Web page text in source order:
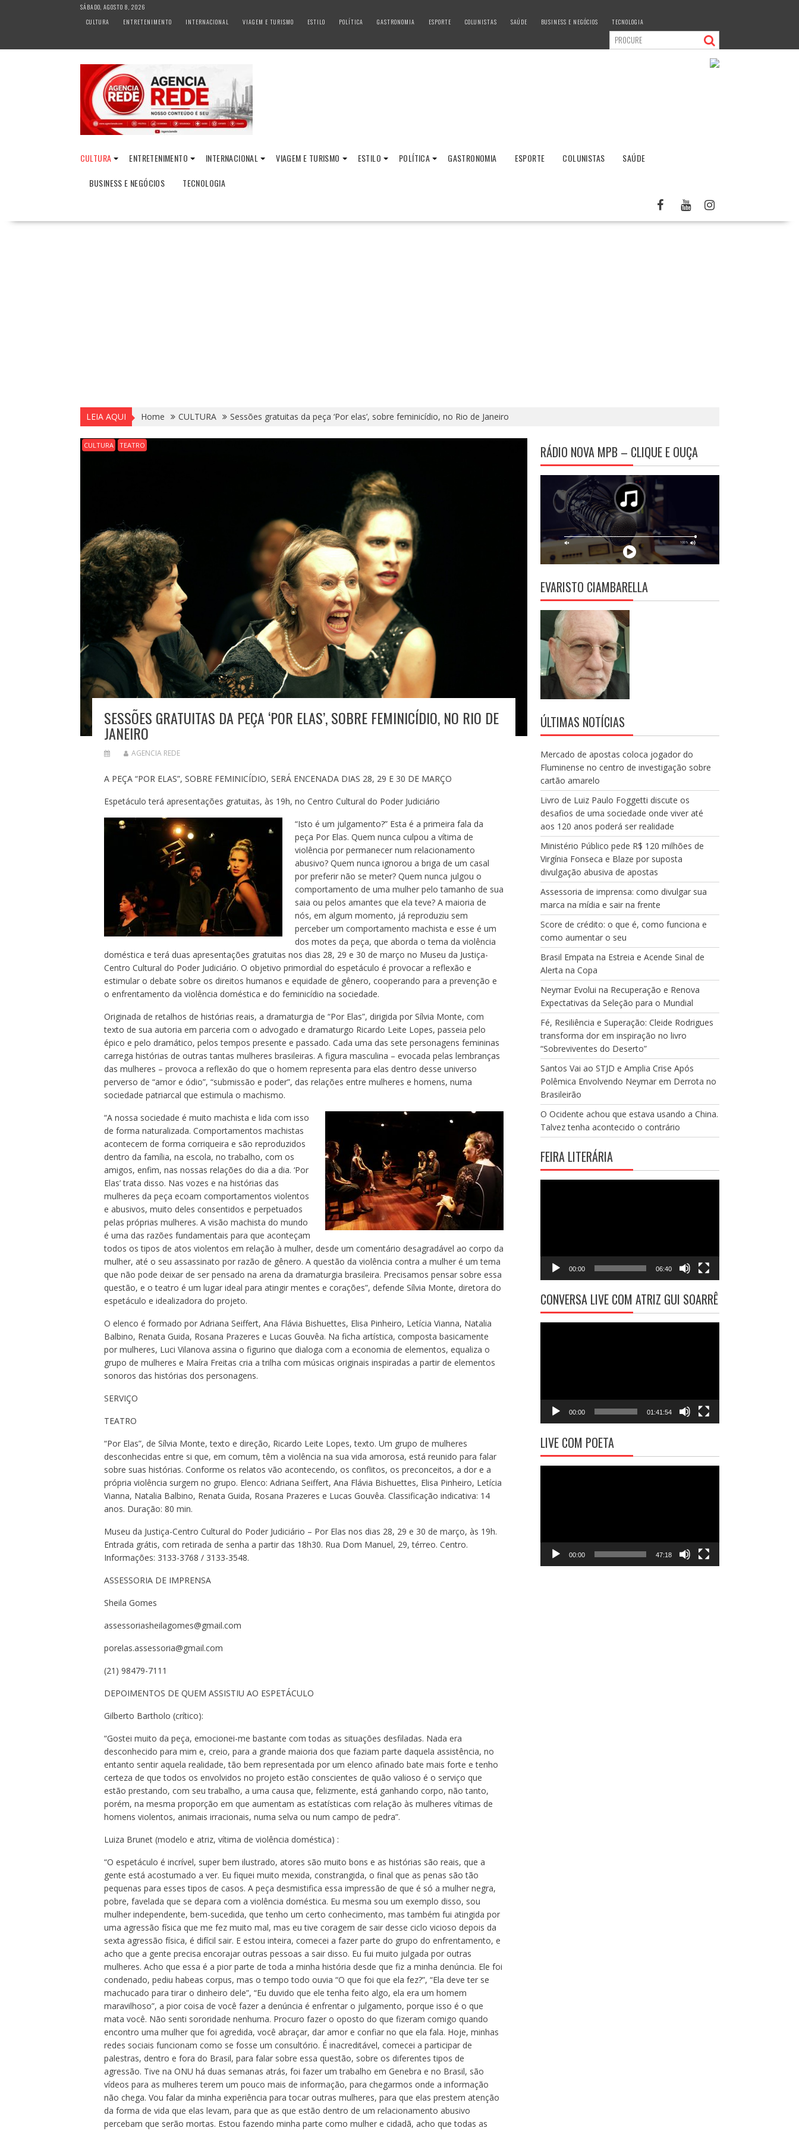
SÁBADO, AGOSTO 8, 2026
CULTURA
ENTRETENIMENTO INTERNACIONAL VIAGEM E TURISMO ESTILO POLÍTICA GASTRONOMIA ESPORTE COLUNISTAS SAÚDE BUSINESS E NEGÓCIOS TECNOLOGIA
CULTURA ENTRETENIMENTO INTERNACIONAL VIAGEM E TURISMO ESTILO POLÍTICA GASTRONOMIA ESPORTE COLUNISTAS
SAÚDE
BUSINESS E NEGÓCIOS
TECNOLOGIA
LEIA AQUI Home CULTURA Sessões gratuitas da peça ‘Por elas’, sobre feminicídio, no Rio de Janeiro
CULTURA TEATRO
SESSÕES GRATUITAS DA PEÇA ‘POR ELAS’, SOBRE FEMINICÍDIO, NO RIO DE
JANEIRO
AGENCIA REDE
A PEÇA “POR ELAS”, SOBRE FEMINICÍDIO, SERÁ ENCENADA DIAS 28, 29 E 30 DE MARÇO
Espetáculo terá apresentações gratuitas, às 19h, no Centro Cultural do Poder Judiciário
“Isto é um julgamento?” Esta é a primeira fala da
peça Por Elas. Quem nunca culpou a vítima de
violência por permanecer num relacionamento
abusivo? Quem nunca ignorou a briga de um casal
por preferir não se meter? Quem nunca julgou o
comportamento de uma mulher pelo tamanho de sua
saia ou pelos amantes que ela teve? A maioria de
nós, em algum momento, já reproduziu sem
perceber um comportamento machista e esse é um
dos motes da peça, que aborda o tema da violência
doméstica e terá duas apresentações gratuitas nos dias 28, 29 e 30 de março no Museu da Justiça-
Centro Cultural do Poder Judiciário. O objetivo primordial do espetáculo é provocar a reflexão e
estimular o debate sobre os direitos humanos e equidade de gênero, cooperando para a prevenção e
o enfrentamento da violência doméstica e do feminicídio na sociedade.
Originada de retalhos de histórias reais, a dramaturgia de “Por Elas”, dirigida por Sílvia Monte, com
texto de sua autoria em parceria com o advogado e dramaturgo Ricardo Leite Lopes, passeia pelo
épico e pelo dramático, pelos tempos presente e passado. Cada uma das sete personagens femininas
carrega histórias de outras tantas mulheres brasileiras. A figura masculina – evocada pelas lembranças
das mulheres – provoca a reflexão do que o homem representa para elas dentro desse universo
perverso de “amor e ódio”, “submissão e poder”, das relações entre mulheres e homens, numa
sociedade patriarcal que estimula o machismo.
“A nossa sociedade é muito machista e lida com isso
de forma naturalizada. Comportamentos machistas
acontecem de forma corriqueira e são reproduzidos
dentro da família, na escola, no trabalho, com os
amigos, enfim, nas nossas relações do dia a dia. ‘Por
Elas’ trata disso. Nas vozes e na histórias das
mulheres da peça ecoam comportamentos violentos
e abusivos, muito deles consentidos e perpetuados
pelas próprias mulheres. A visão machista do mundo
é uma das razões fundamentais para que aconteçam
todos os tipos de atos violentos em relação à mulher, desde um comentário desagradável ao corpo da
mulher, até o seu assassinato por razão de gênero. A questão da violência contra a mulher é um tema
que não pode deixar de ser pensado na arena da dramaturgia brasileira. Precisamos pensar sobre essa
questão, e o teatro é um lugar ideal para atingir mentes e corações”, defende Sílvia Monte, diretora do
espetáculo e idealizadora do projeto.
O elenco é formado por Adriana Seiffert, Ana Flávia Bishuettes, Elisa Pinheiro, Letícia Vianna, Natalia
Balbino, Renata Guida, Rosana Prazeres e Lucas Gouvêa. Na ficha artística, composta basicamente
por mulheres, Luci Vilanova assina o figurino que dialoga com a economia de elementos, equaliza o
grupo de mulheres e Maíra Freitas cria a trilha com músicas originais inspiradas a partir de elementos
sonoros das histórias dos personagens.
SERVIÇO
TEATRO
“Por Elas”, de Sílvia Monte, texto e direção, Ricardo Leite Lopes, texto. Um grupo de mulheres
desconhecidas entre si que, em comum, têm a violência na sua vida amorosa, está reunido para falar
sobre suas histórias. Conforme os relatos vão acontecendo, os conflitos, os preconceitos, a dor e a
própria violência surgem no grupo. Elenco: Adriana Seiffert, Ana Flávia Bishuettes, Elisa Pinheiro, Letícia
Vianna, Natalia Balbino, Renata Guida, Rosana Prazeres e Lucas Gouvêa. Classificação indicativa: 14
anos. Duração: 80 min.
Museu da Justiça-Centro Cultural do Poder Judiciário – Por Elas nos dias 28, 29 e 30 de março, às 19h.
Entrada grátis, com retirada de senha a partir das 18h30. Rua Dom Manuel, 29, térreo. Centro.
Informações: 3133-3768 / 3133-3548.
ASSESSORIA DE IMPRENSA
Sheila Gomes
assessoriasheilagomes@gmail.com
porelas.assessoria@gmail.com
(21) 98479-7111
DEPOIMENTOS DE QUEM ASSISTIU AO ESPETÁCULO
Gilberto Bartholo (crítico):
“Gostei muito da peça, emocionei-me bastante com todas as situações desfiladas. Nada era
desconhecido para mim e, creio, para a grande maioria dos que faziam parte daquela assistência, no
entanto sentir aquela realidade, tão bem representada por um elenco afinado bate mais forte e tenho
certeza de que todos os envolvidos no projeto estão conscientes de quão valioso é o serviço que
estão prestando, com seu trabalho, a uma causa que, felizmente, está ganhando corpo, não tanto,
porém, na mesma proporção em que aumentam as estatísticas com relação às mulheres vítimas de
homens violentos, animais irracionais, numa selva ou num campo de pedra”.
Luiza Brunet (modelo e atriz, vítima de violência doméstica) :
“O espetáculo é incrível, super bem ilustrado, atores são muito bons e as histórias são reais, que a
gente está acostumado a ver. Eu fiquei muito mexida, constrangida, o final que as penas são tão
pequenas para esses tipos de casos. A peça desmistifica essa impressão de que é só a mulher negra,
pobre, favelada que se depara com a violência doméstica. Eu mesma sou um exemplo disso, sou
mulher independente, bem-sucedida, que tenho um certo conhecimento, mas também fui atingida por
uma agressão física que me fez muito mal, mas eu tive coragem de sair desse ciclo vicioso depois da
sexta agressão física, é difícil sair. E estou inteira, comecei a fazer parte do grupo do enfrentamento, e
acho que a gente precisa encorajar outras pessoas a sair disso. Eu fui muito julgada por outras
mulheres. Acho que essa é a pior parte de toda a minha história desde que fiz a minha denúncia. Ele foi
condenado, pediu habeas corpus, mas o tempo todo ouvia “O que foi que ela fez?”, “Ela deve ter se
machucado para tirar o dinheiro dele”, “Eu duvido que ele tenha feito algo, ela era um homem
maravilhoso”, a pior coisa de você fazer a denúncia é enfrentar o julgamento, porque isso é o que
mata você. Não senti sororidade nenhuma. Procuro fazer o oposto do que fizeram comigo quando
encontro uma mulher que foi agredida, você abraçar, dar amor e confiar no que ela fala. Hoje, minhas
redes sociais funcionam como se fosse um consultório. É inacreditável, comecei a participar de
palestras, dentro e fora do Brasil, para falar sobre essa questão, sobre os diferentes tipos de
agressão. Tive na ONU há duas semanas atrás, foi fazer um trabalho em Genebra e no Brasil, são
vídeos para as mulheres terem um pouco mais de informação, para chegarmos onde a informação
não chega. Vou falar da minha experiência para tocar outras mulheres, para que elas prestem atenção
da forma de vida que elas levam, para que as que estão dentro de um relacionamento abusivo
percebam que serão mortas. Estou fazendo minha parte como mulher e cidadã, acho que todas as
RÁDIO NOVA MPB – CLIQUE E OUÇA
EVARISTO CIAMBARELLA
ÚLTIMAS NOTÍCIAS
Mercado de apostas coloca jogador do
Fluminense no centro de investigação sobre
cartão amarelo
Livro de Luiz Paulo Foggetti discute os
desafios de uma sociedade onde viver até
aos 120 anos poderá ser realidade
Ministério Público pede R$ 120 milhões de
Virgínia Fonseca e Blaze por suposta
divulgação abusiva de apostas
Assessoria de imprensa: como divulgar sua
marca na mídia e sair na frente
Score de crédito: o que é, como funciona e
como aumentar o seu
Brasil Empata na Estreia e Acende Sinal de
Alerta na Copa
Neymar Evolui na Recuperação e Renova
Expectativas da Seleção para o Mundial
Fé, Resiliência e Superação: Cleide Rodrigues
transforma dor em inspiração no livro
“Sobreviventes do Deserto”
Santos Vai ao STJD e Amplia Crise Após
Polêmica Envolvendo Neymar em Derrota no
Brasileirão
O Ocidente achou que estava usando a China.
Talvez tenha acontecido o contrário
FEIRA LITERÁRIA
00:00 06:40
CONVERSA LIVE COM ATRIZ GUI SOARRÊ
00:00 01:41:54
LIVE COM POETA
00:00 47:18